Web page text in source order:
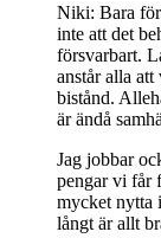
Niki: Bara
inte att det
försvarbart.
anstår alla att
bistånd.
är ändå
Jag jobbar
pengar vi får
mycket nytta
långt är allt